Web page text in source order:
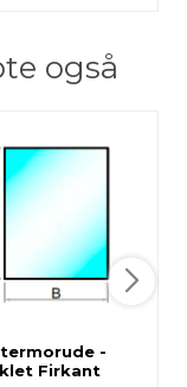
også
-
Firkant